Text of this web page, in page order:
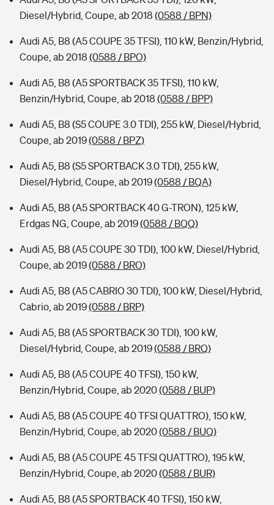
Diesel/Hybrid, Coupe, ab 2018 (0588 / BPN)
Audi A5, B8 (A5 COUPE 35 TFSI), 110 kW, Benzin/Hybrid,
Coupe, ab 2018 (0588 / BPO)
Audi A5, B8 (A5 SPORTBACK 35 TFSI), 110 kW,
Benzin/Hybrid, Coupe, ab 2018 (0588 / BPP)
Audi A5, B8 (S5 COUPE 3.0 TDI), 255 kW, Diesel/Hybrid,
Coupe, ab 2019(0588 / BPZ)
Audi A5, B8 (S5 SPORTBACK 3.0 TDI), 255 kW,
Diesel/Hybrid, Coupe, ab 2019(0588 / BQA)
Audi A5, B8 (A5 SPORTBACK 40 G-TRON), 125 kW,
Erdgas NG, Coupe, ab 2019(0588 / BQQ)
Audi A5, B8 (A5 COUPE 30 TDI), 100 kW, Diesel/Hybrid,
Coupe, ab 2019(0588 / BRO)
Audi A5, B8 (A5 CABRIO 30 TDI), 100 kW, Diesel/Hybrid,
Cabrio, ab 2019(0588 / BRP)
Audi A5, B8 (A5 SPORTBACK 30 TDI), 100 kW,
Diesel/Hybrid, Coupe, ab 2019(0588 / BRQ)
Audi A5, B8 (A5 COUPE 40 TFSI), 150 kW,
Benzin/Hybrid, Coupe, ab 2020(0588 / BUP)
Audi A5, B8 (A5 COUPE 40 TFSI QUATTRO), 150 kW,
Benzin/Hybrid, Coupe, ab 2020(0588 / BUQ)
Audi A5, B8 (A5 COUPE 45 TFSI QUATTRO), 195 kW,
Benzin/Hybrid, Coupe, ab 2020(0588 / BUR)
Audi A5, B8 (A5 SPORTBACK 40 TFSI), 150 kW,